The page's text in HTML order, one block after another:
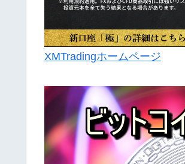
XMTradingホームページ